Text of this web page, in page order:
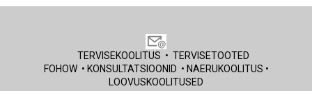
TERVISEKOOLITUS • TERVISETOOTED
FOHOW• KONSULTATSIOONID • NAERUKOOLITUS •
LOOVUSKOOLITUSED